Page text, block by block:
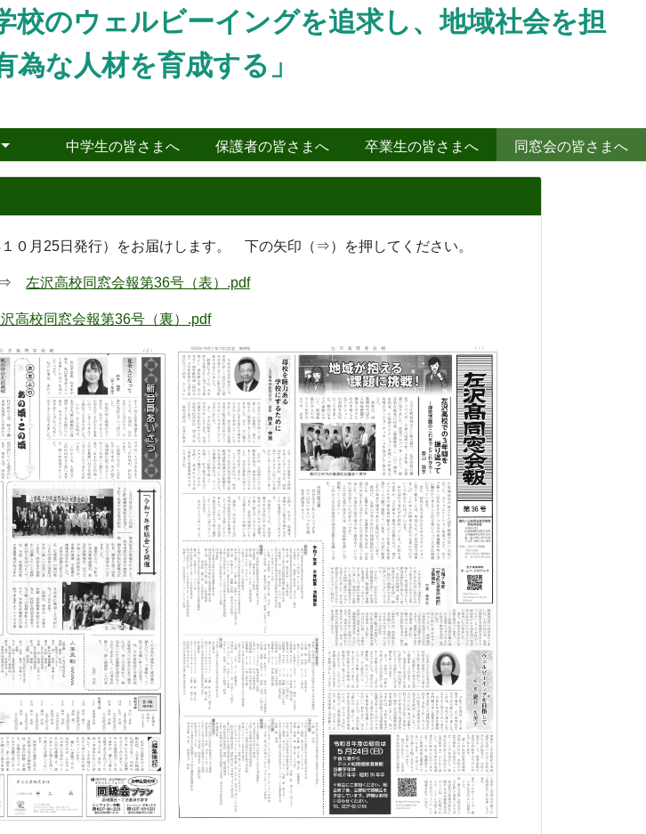
校のウェルビーイングを追求し、地域社会を担
為な人材を育成する」
中学生の皆さまへ 保護者の皆さまへ 卒業生の皆さまへ 同窓会の皆さまへ
０月25日発行）をお届けします。 下の矢印（⇒）を押してください。
⇒ 左沢高校同窓会報第36号（表）.pdf
高校同窓会報第36号（裏）.pdf